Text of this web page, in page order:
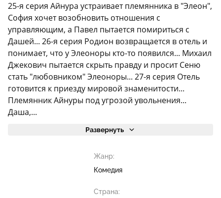
25-я серия Айнура устраивает племянника в "Элеон",
София хочет возобновить отношения с
управляющим, а Павел пытается помириться с
Дашей... 26-я серия Родион возвращается в отель и
понимает, что у Элеоноры кто-то появился... Михаил
Джекович пытается скрыть правду и просит Сеню
стать "любовником" Элеоноры... 27-я серия Отель
готовится к приезду мировой знаменитости...
Племянник Айнуры под угрозой увольнения...
Даша,...
Развернуть
Жанр:
Комедия
Страна: